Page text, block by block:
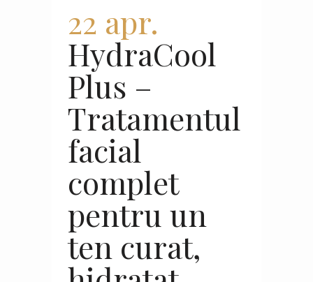
22 apr.
HydraCool
Plus –
Tratamentul
facial
complet
pentru un
ten curat,